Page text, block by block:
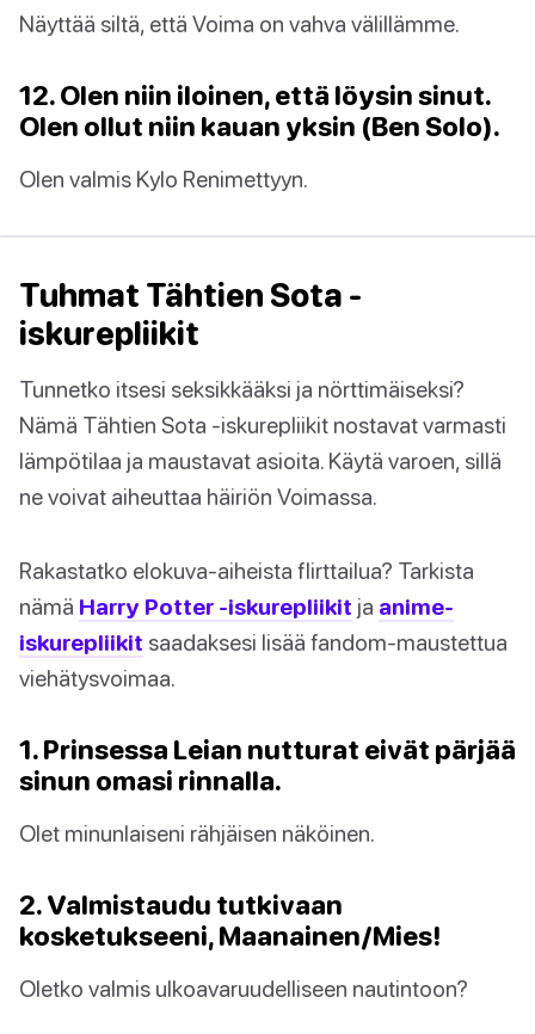
Näyttää siltä, että Voima on vahva välillämme.
12. Olen niin iloinen, että löysin sinut.
Olen ollut niin kauan yksin (Ben Solo).
Olen valmis Kylo Renimettyyn.
Tuhmat Tähtien Sota -
iskurepliikit
Tunnetko itsesi seksikkääksi ja nörttimäiseksi?
Nämä Tähtien Sota -iskurepliikit nostavat varmasti
lämpötilaa ja maustavat asioita. Käytä varoen, sillä
ne voivat aiheuttaa häiriön Voimassa.
Rakastatko elokuva-aiheista flirttailua? Tarkista
nämä Harry Potter -iskurepliikit ja anime-
iskurepliikit saadaksesi lisää fandom-maustettua
viehätysvoimaa.
1. Prinsessa Leian nutturat eivät pärjää
sinun omasi rinnalla.
Olet minunlaiseni rähjäisen näköinen.
2. Valmistaudu tutkivaan
kosketukseeni, Maanainen/Mies!
Oletko valmis ulkoavaruudelliseen nautintoon?